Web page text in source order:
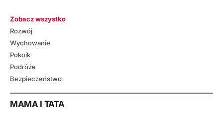
Zobacz wszystko
Rozwój
Wychowanie
Pokoik
Podróże
Bezpieczeństwo
MAMA I TATA